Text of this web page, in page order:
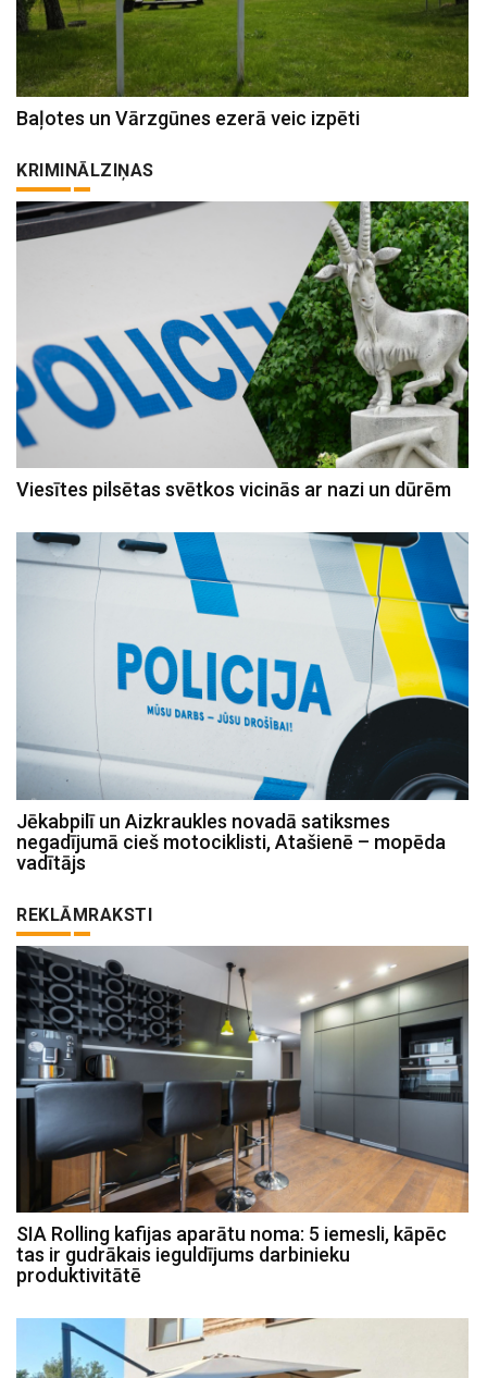
Baļotes un Vārzgūnes ezerā veic izpēti
KRIMINĀLZIŅAS
Viesītes pilsētas svētkos vicinās ar nazi un dūrēm
Jēkabpilī un Aizkraukles novadā satiksmes
negadījumā cieš motociklisti, Atašienē – mopēda
vadītājs
REKLĀMRAKSTI
SIA Rolling kafijas aparātu noma: 5 iemesli, kāpēc
tas ir gudrākais ieguldījums darbinieku
produktivitātē